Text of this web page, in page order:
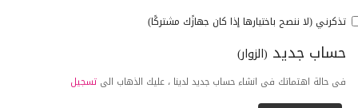
تذكرني (لا ننصح باختيارها إذا كان جهازًك مشتركًا)
حساب جديد (الزوار)
فى حالة اهتماتك فى انشاء حساب جديد لدينا ، عليك الذهاب الى تسجيل